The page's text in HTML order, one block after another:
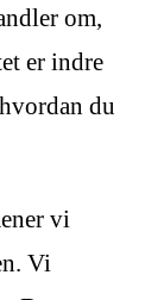
om,
er indre
du
vi
Vi